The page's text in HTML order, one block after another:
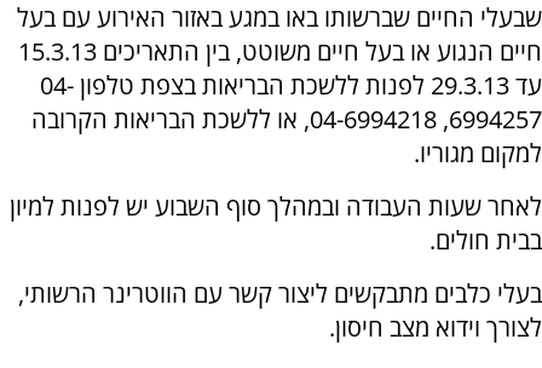
שבעלי החיים שברשותו באו במגע באזור האירוע עם בעל
חיים הנגוע או בעל חיים משוטט, בין התאריכים 15.3.13
עד 29.3.13 לפנות ללשכת הבריאות בצפת טלפון 04-
6994257, 04-6994218, או ללשכת הבריאות הקרובה
למקום מגוריו.
לאחר שעות העבודה ובמהלך סוף השבוע יש לפנות למיון
בבית חולים.
בעלי כלבים מתבקשים ליצור קשר עם הווטרינר הרשותי,
לצורך וידוא מצב חיסון.